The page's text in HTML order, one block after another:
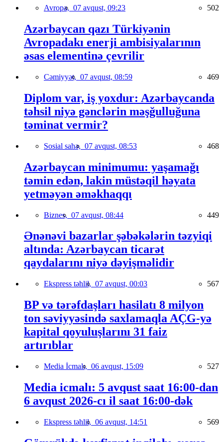
Avropa, 07 avqust, 09:23 502
Azərbaycan qazı Türkiyənin
Avropadakı enerji ambisiyalarının
əsas elementinə çevrilir
Cəmiyyət, 07 avqust, 08:59 469
Diplom var, iş yoxdur: Azərbaycanda
təhsil niyə gənclərin məşğulluğuna
təminat vermir?
Sosial sahə, 07 avqust, 08:53 468
Azərbaycan minimumu: yaşamağı
təmin edən, lakin müstəqil həyata
yetməyən əməkhaqqı
Biznes, 07 avqust, 08:44 449
Ənənəvi bazarlar şəbəkələrin təzyiqi
altında: Azərbaycan ticarət
qaydalarını niyə dəyişməlidir
Ekspress təhlil, 07 avqust, 00:03 567
BP və tərəfdaşları hasilatı 8 milyon
ton səviyyəsində saxlamaqla AÇG-yə
kapital qoyuluşlarını 31 faiz
artırıblar
Media İcmalı, 06 avqust, 15:09 527
Media icmalı: 5 avqust saat 16:00-dan
6 avqust 2026-cı il saat 16:00-dək
Ekspress təhlil, 06 avqust, 14:51 569